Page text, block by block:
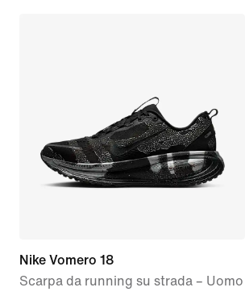
Nike Vomero 18
Scarpa da running su strada – Uomo